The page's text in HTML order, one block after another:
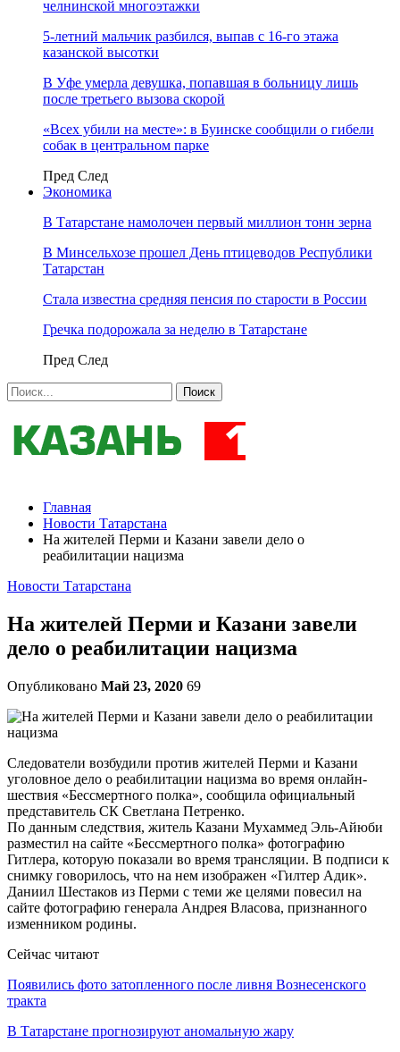
челнинской многоэтажки
5-летний мальчик разбился, выпав с 16-го этажа
казанской высотки
В Уфе умерла девушка, попавшая в больницу лишь
после третьего вызова скорой
«Всех убили на месте»: в Буинске сообщили о гибели
собак в центральном парке
Пред След
Экономика
В Татарстане намолочен первый миллион тонн зерна
В Минсельхозе прошел День птицеводов Республики
Татарстан
Стала известна средняя пенсия по старости в России
Гречка подорожала за неделю в Татарстане
Пред След
Главная
Новости Татарстана
На жителей Перми и Казани завели дело о
реабилитации нацизма
Новости Татарстана
На жителей Перми и Казани завели
дело о реабилитации нацизма
Опубликовано Май 23, 2020 69
Следователи возбудили против жителей Перми и Казани
уголовное дело о реабилитации нацизма во время онлайн-
шествия «Бессмертного полка», сообщила официальный
представитель СК Светлана Петренко.
По данным следствия, житель Казани Мухаммед Эль-Айюби
разместил на сайте «Бессмертного полка» фотографию
Гитлера, которую показали во время трансляции. В подписи к
снимку говорилось, что на нем изображен «Гилтер Адик».
Даниил Шестаков из Перми с теми же целями повесил на
сайте фотографию генерала Андрея Власова, признанного
изменником родины.
Сейчас читают
Появились фото затопленного после ливня Вознесенского
тракта
В Татарстане прогнозируют аномальную жару